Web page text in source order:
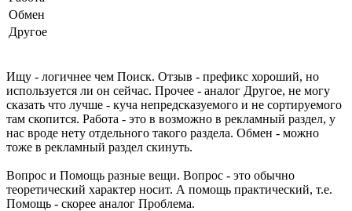
Обмен
Другое
Ищу - логичнее чем Поиск. Отзыв - префикс хороший, но
используется ли он сейчас. Прочее - аналог Другое, не могу
сказать что лучше - куча непредсказуемого и не сортируемого
там скопится. Работа - это в возможно в рекламный раздел, у
нас вроде нету отдельного такого раздела. Обмен - можно
тоже в рекламный раздел скинуть.
Вопрос и Помощь разные вещи. Вопрос - это обычно
теоретический характер носит. А помощь практический, т.е.
Помощь - скорее аналог Проблема.